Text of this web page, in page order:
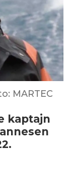
MARTEC
kaptajn